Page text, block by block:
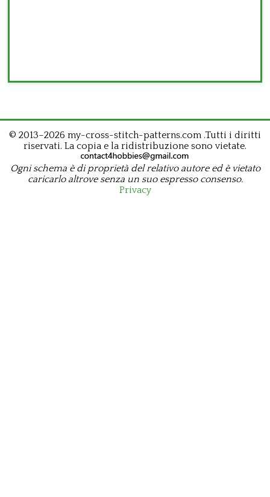
© 2013–2026 my-cross-stitch-patterns.com .Tutti i diritti
riservati. La copia e la ridistribuzione sono vietate.
Ogni schema è di proprietà del relativo autore ed è vietato
caricarlo altrove senza un suo espresso consenso.
Privacy